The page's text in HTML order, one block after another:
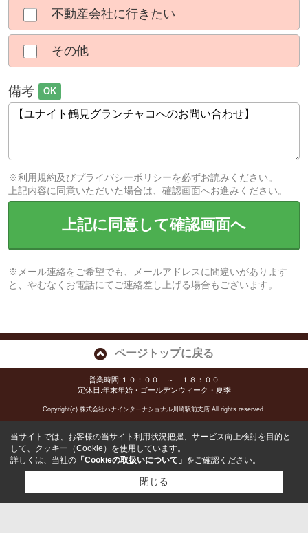
不動産会社に行きたい
その他
備考 OK
※利用規約及びプライバシーポリシーを必ずお読みください。
上記内容に同意いただいた場合は、確認画面へお進みください。
上記に同意して確認画面へ
※メール連絡をご希望でも、メールアドレスに間違いがあります
と、やむなくお電話にてご連絡差し上げる場合もございます。
ページトップに戻る
営業時間:１０：００ ～ １８：００
定休日:年末年始・ゴールデンウィーク・夏季
Copyright(c) 株式会社ハナインターナショナル川崎駅前支店 All rights reserved.
当サイトでは、お客様の当サイト利用状況把握、サービス向上検討を目的と
して、クッキー（Cookie）を使用しています。
詳しくは、当社の 「Cookieの取扱いについて」 をご確認ください。
閉じる